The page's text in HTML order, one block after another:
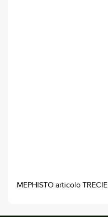
MEPHISTO articolo TRECIE